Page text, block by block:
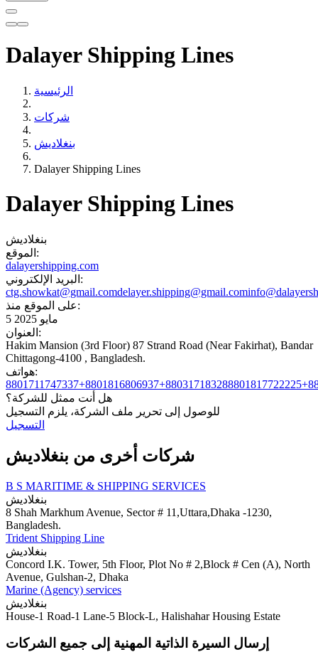
Dalayer Shipping Lines
الرئيسية
شركات
بنغلاديش
Dalayer Shipping Lines
Dalayer Shipping Lines
بنغلاديش
الموقع:
dalayershipping.com
البريد الإلكتروني:
ctg.showkat@gmail.comdelayer.shipping@gmail.com
على الموقع منذ:
5 مايو 2025
العنوان:
Hakim Mansion (3rd Floor) 87 Strand Road (Near Fakirhat), Bandar
Chittagong-4100 , Bangladesh.
هواتف:
8801711747337+8801816806937+88031718328
هل أنت ممثل للشركة؟
للوصول إلى تحرير ملف الشركة، يلزم التسجيل
التسجيل
شركات أخرى من بنغلاديش
B S MARITIME & SHIPPING SERVICES
بنغلاديش
8 Shah Markhum Avenue, Sector # 11,Uttara,Dhaka -1230,
Bangladesh.
Trident Shipping Line
بنغلاديش
Concord I.K. Tower, 5th Floor, Plot No # 2,Block # Cen (A), North
Avenue, Gulshan-2, Dhaka
Marine (Agency) services
بنغلاديش
House-1 Road-1 Lane-5 Block-L, Halishahar Housing Estate
إرسال السيرة الذاتية المهنية إلى جميع الشركات